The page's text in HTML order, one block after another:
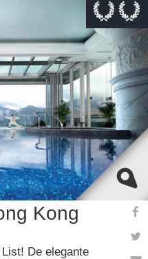
Maps correctly.
Do you own this website?
Kong
De elegante